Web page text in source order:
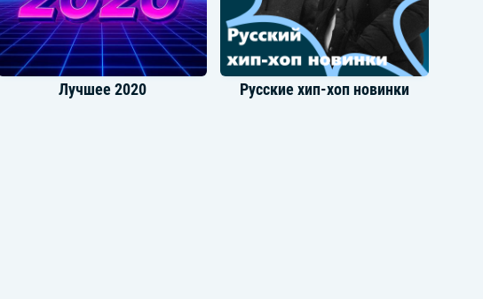
Лучшее 2020 Русские хип-хоп новинки